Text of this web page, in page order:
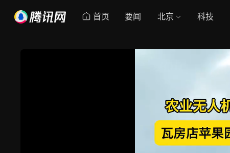
首页 要闻 北京 科技